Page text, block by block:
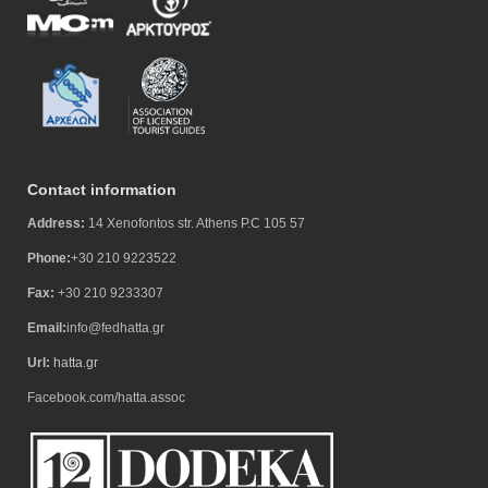
Contact information
Address: 14 Xenofontos str. Athens P.C 105 57
Phone:+30 210 9223522
Fax: +30 210 9233307
Email:info@fedhatta.gr
Url: hatta.gr
Facebook.com/hatta.assoc